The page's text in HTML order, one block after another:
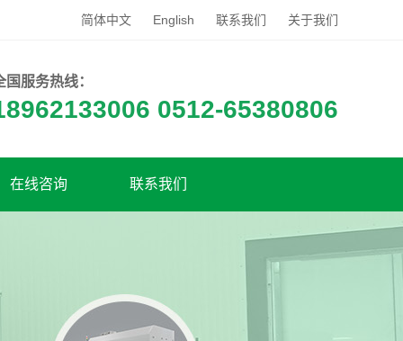
简体中文 English 联系我们 关于我们
国服务热线：
0512-65380806
在线咨询 联系我们